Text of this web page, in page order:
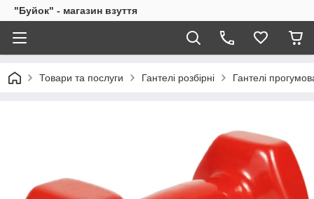
"Буйок" - магазин взуття
Товари та послуги Гантелі розбірні Гантелі